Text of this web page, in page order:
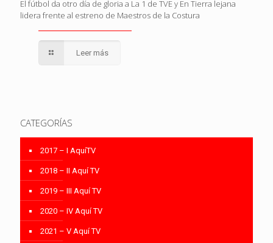
El fútbol da otro día de gloria a La 1 de TVE y En Tierra lejana
lidera frente al estreno de Maestros de la Costura
Leer más
CATEGORÍAS
2017 – I AquíTV
2018 – II Aquí TV
2019 – III Aquí TV
2020 – IV Aquí TV
2021 – V Aquí TV